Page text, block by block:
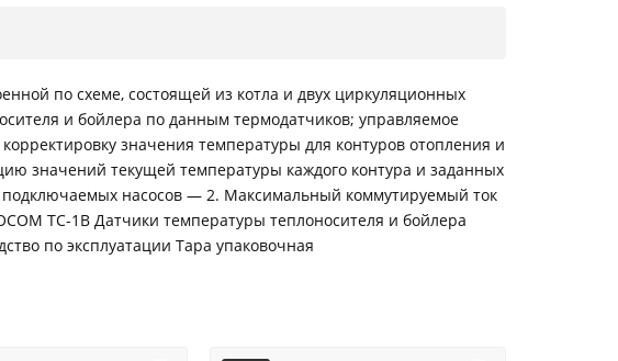
по схеме, состоящей из котла и двух циркуляционных
и бойлера по данным термодатчиков; управляемое
значения температуры для контуров отопления и
значений текущей температуры каждого контура и заданных
подключаемых насосов — 2. Максимальный коммутируемый ток
TC-1B Датчики температуры теплоносителя и бойлера
по эксплуатации Тара упаковочная